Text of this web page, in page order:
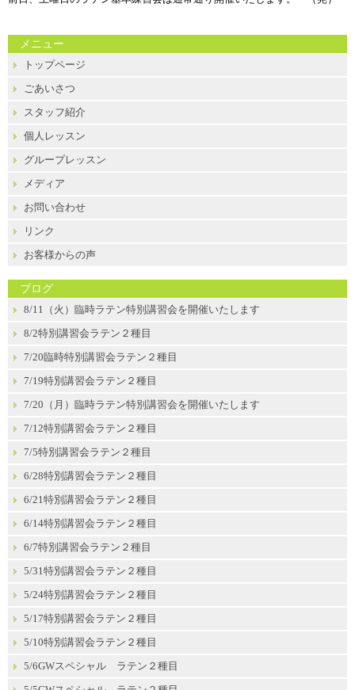
メニュー
トップページ
ごあいさつ
スタッフ紹介
個人レッスン
グループレッスン
メディア
お問い合わせ
リンク
お客様からの声
ブログ
8/11（火）臨時ラテン特別講習会を開催いたします
8/2特別講習会ラテン２種目
7/20臨時特別講習会ラテン２種目
7/19特別講習会ラテン２種目
7/20（月）臨時ラテン特別講習会を開催いたします
7/12特別講習会ラテン２種目
7/5特別講習会ラテン２種目
6/28特別講習会ラテン２種目
6/21特別講習会ラテン２種目
6/14特別講習会ラテン２種目
6/7特別講習会ラテン２種目
5/31特別講習会ラテン２種目
5/24特別講習会ラテン２種目
5/17特別講習会ラテン２種目
5/10特別講習会ラテン２種目
5/6GWスペシャル ラテン２種目